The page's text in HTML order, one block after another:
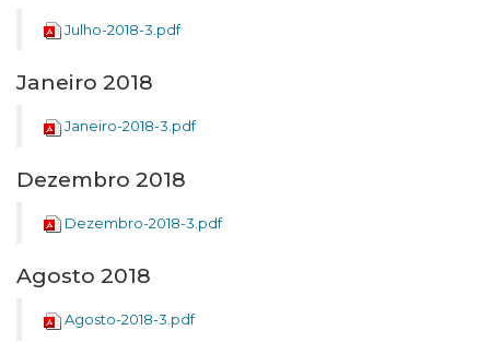
Julho-2018-3.pdf
Janeiro 2018
Janeiro-2018-3.pdf
Dezembro 2018
Dezembro-2018-3.pdf
Agosto 2018
Agosto-2018-3.pdf